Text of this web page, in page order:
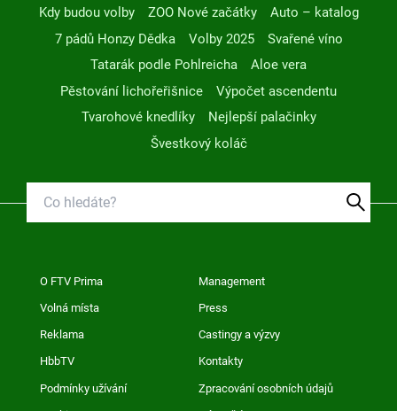
Kdy budou volby
ZOO Nové začátky
Auto – katalog
7 pádů Honzy Dědka
Volby 2025
Svařené víno
Tatarák podle Pohlreicha
Aloe vera
Pěstování lichořeřišnice
Výpočet ascendentu
Tvarohové knedlíky
Nejlepší palačinky
Švestkový koláč
O FTV Prima Management
Volná místa Press
Reklama Castingy a výzvy
HbbTV Kontakty
Podmínky užívání Zpracování osobních údajů